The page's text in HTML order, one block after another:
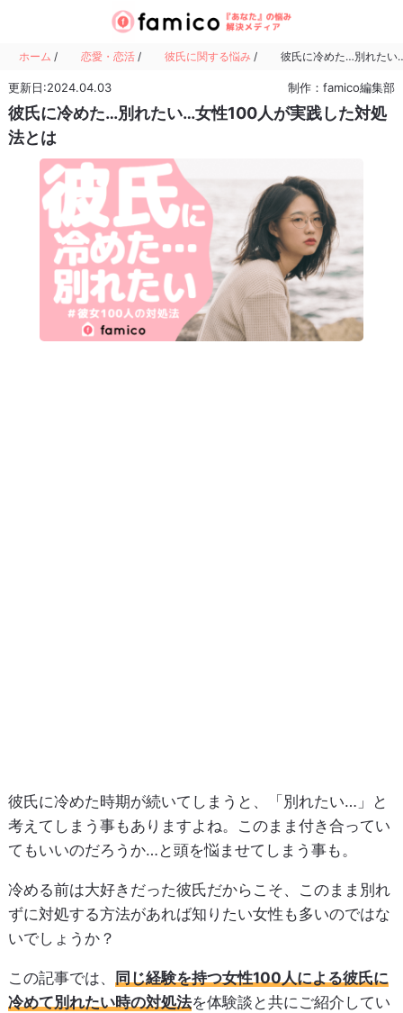
ホーム / 恋愛・恋活 / 彼氏に関する悩み / 彼氏に冷めた…別れたい
更新日:2024.04.03 制作：famico編集部
彼氏に冷めた…別れたい…女性100人が実践した対処
法とは
彼氏に冷めた時期が続いてしまうと、「別れたい…」と
考えてしまう事もありますよね。このまま付き合ってい
てもいいのだろうか…と頭を悩ませてしまう事も。
冷める前は大好きだった彼氏だからこそ、このまま別れ
ずに対処する方法があれば知りたい女性も多いのではな
いでしょうか？
この記事では、
同じ経験を持つ女性100人による彼氏に
冷めて別れたい時の対処法を体験談と共にご紹介してい